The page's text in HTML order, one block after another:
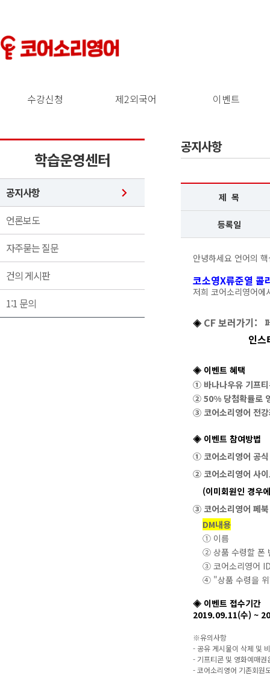
수강신청 제2외국어 이벤트
학습운영센터
공지사항
언론보도
자주묻는 질문
건의 게시판
1:1 문의
공지사항
제 목
등록일
안녕하세요 언어의
코소영X류준열
저희 코어소리영어에
◈ CF 보러가기:
인스
◈ 이벤트 혜택
① 바나나우유 기프
② 50% 당첨확률로
③ 코어소리영어 전
◈ 이벤트 참여방법
① 코어소리영어 공
② 코어소리영어 사
(이미회원인 경우
③ 코어소리영어 페
DM내용
① 이름
② 상품 수령할 폰
③ 코어소리영어
④ "상품 수령을 위
◈ 이벤트 접수기간
2019.09.11(수) ~
※유의사항
- 공유 게시물이 삭제 및
- 기프티콘 및 영화예매
- 코어소리영어 기존회원